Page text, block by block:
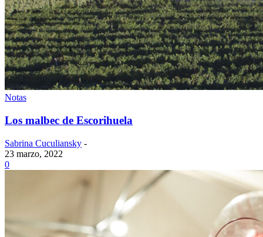
Notas
Los malbec de Escorihuela
Sabrina Cuculiansky -
23 marzo, 2022
0